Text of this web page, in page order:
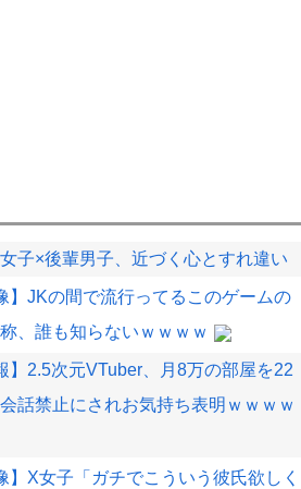
子×後輩男子、近づく心とすれ違い
】JKの間で流行ってるこのゲームの
、誰も知らないｗｗｗｗ
】2.5次元VTuber、月8万の部屋を22
話禁止にされお気持ち表明ｗｗｗｗ
】X女子「ガチでこういう彼氏欲しく